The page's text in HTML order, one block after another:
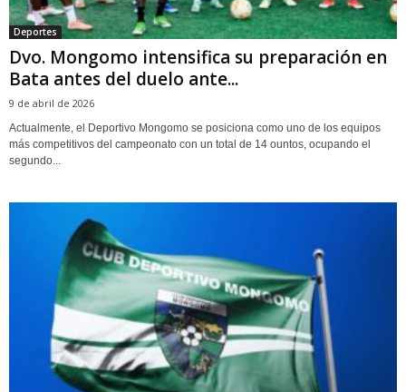
Deportes
Dvo. Mongomo intensifica su preparación en
Bata antes del duelo ante...
9 de abril de 2026
Actualmente, el Deportivo Mongomo se posiciona como uno de los equipos
más competitivos del campeonato con un total de 14 ountos, ocupando el
segundo...